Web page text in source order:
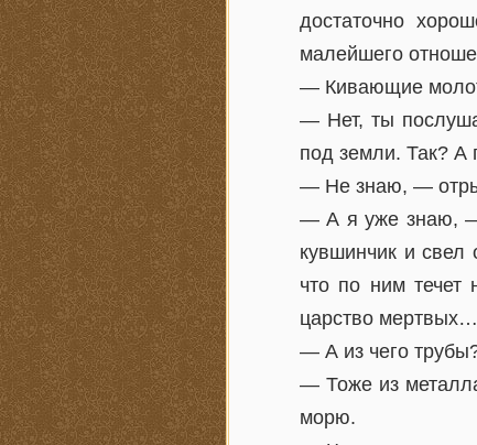
достаточно
малейшего
— Кивающие
— Нет, ты
под земли. Так? А
— Не знаю, —
— А я уже знаю, —
кувшинчик и свел
что по ним
царство
— А из чего
— Тоже из
морю.